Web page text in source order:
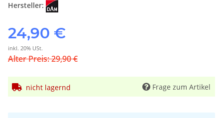
Hersteller:
24,90 €
inkl. 20% USt.
Alter Preis: 29,90 €
nicht lagernd Frage zum Artikel